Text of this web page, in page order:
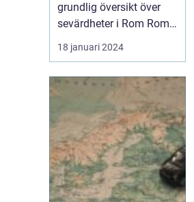
grundlig översikt över
sevärdheter i Rom Roms
sevärdheter är känt över
hela världen och staden
skattkista av både
historia och kultur. Det är
en stad där moderna
byggnader står sida vid
sida med antika
ruinerna...
18 januari 2024